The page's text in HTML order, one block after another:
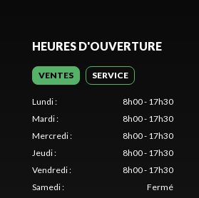
HEURES D'OUVERTURE
VENTES SERVICE
Lundi:
8h00 - 17h30
Mardi:
8h00 - 17h30
Mercredi:
8h00 - 17h30
Jeudi:
8h00 - 17h30
Vendredi:
8h00 - 17h30
Samedi: Fermé